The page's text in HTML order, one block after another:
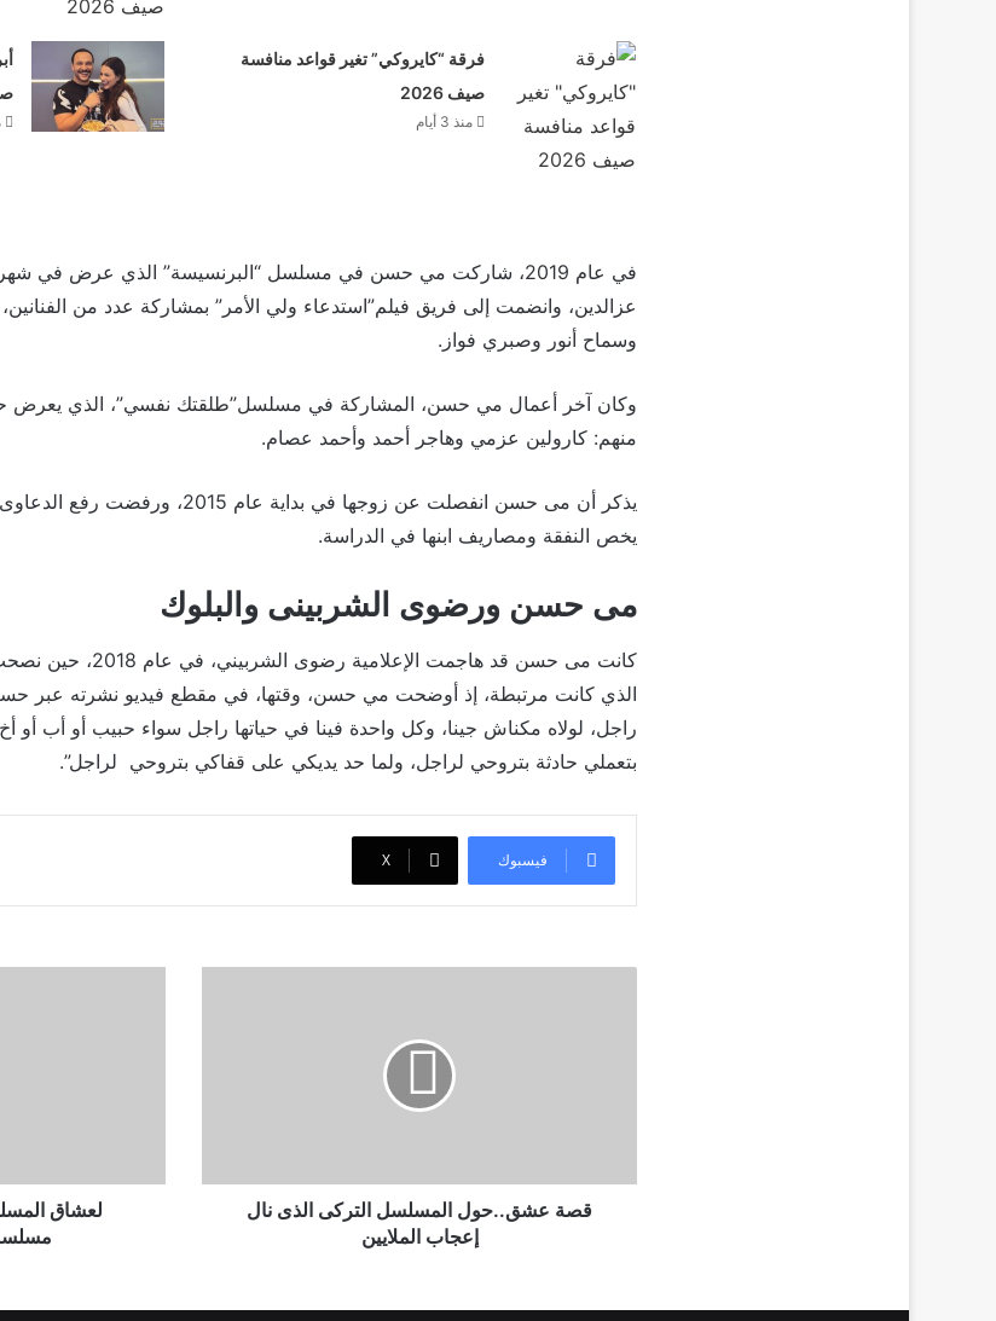
فرقة “كايروكي” تغير قواعد منافسة
صيف 2026
منذ 3 أيام
في عام 2019، شاركت مي حسن في مسلسل “البرنسيسة” الذي عرض في
عزالدين، وانضمت إلى فريق فيلم”استدعاء ولي الأمر” بمشاركة عدد من
وسماح أنور وصبري فواز.
وكان آخر أعمال مي حسن، المشاركة في مسلسل”طلقتك نفسي”، الذي يعرض
منهم: كارولين عزمي وهاجر أحمد وأحمد عصام.
يذكر أن مى حسن انفصلت عن زوجها في بداية
يخص النفقة ومصاريف ابنها في الدراسة.
مى حسن ورضوى الشربينى والبلوك
كانت مى حسن قد هاجمت
الذي كانت مرتبطة، إذ أوضحت مي حسن، وقتها، في مقطع فيديو نشرته عبر
راجل، لولاه مكناش جينا، وكل واحدة فينا في حياتها راجل سواء حبيب أو أب أو
بتعملي حادثة بتروحي لراجل، ولما حد يديكي على قفاكي بتروحي لراجل”.
فيسبوك ‫X
قصة عشق..حول المسلسل التركى الذى نال
إعجاب الملايين